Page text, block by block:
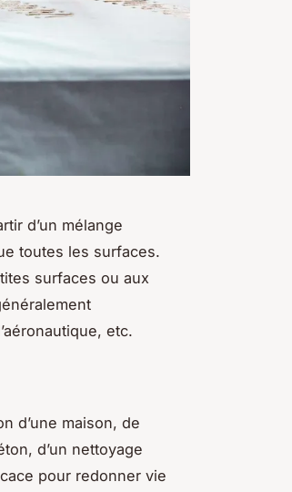
d’un mélange
toutes les surfaces.
surfaces ou aux
etc.
d’une maison, de
d’un nettoyage
pour redonner vie